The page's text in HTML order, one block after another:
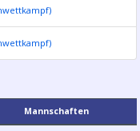
Mannschaften